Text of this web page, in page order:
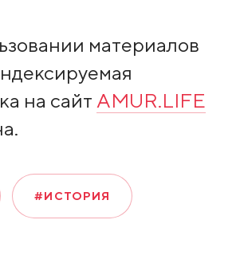
материалов
на сайт AMUR.LIFE
#ИСТОРИЯ